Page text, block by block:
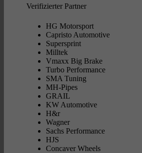
Verifizierter Partner
HG Motorsport
Capristo Automotive
Supersprint
Milltek
Vmaxx Big Brake
Turbo Performance
SMA Tuning
MH-Pipes
GRAIL
KW Automotive
H&r
Wagner
Sachs Performance
HJS
Concaver Wheels